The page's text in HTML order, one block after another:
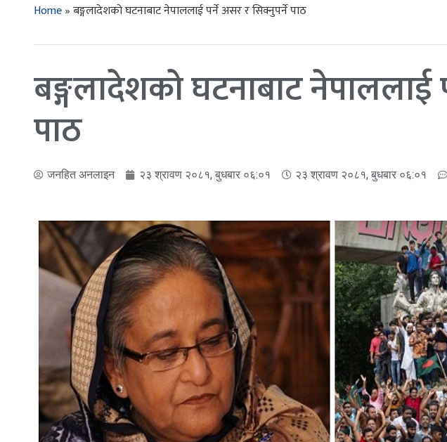
Home»बङ्गलादेशको घटनाबाट नेपाललाई पर्ने असर र सिक्नुपर्ने पाठ
बङ्गलादेशको घटनाबाट नेपाललाई
पाठ
जनहित अनलाइन २३ श्रावण २०८१, बुधबार ०६:०१ २३ श्रावण २०८१, बुधबार ०६:०१